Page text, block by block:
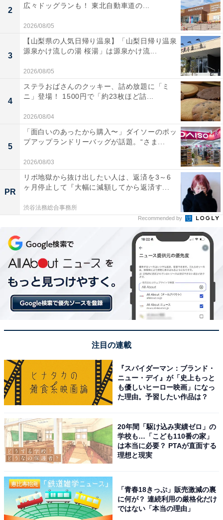
2
広々ドッグランも！ 東北自動車道の...
2026/08/05
3
【山梨県の人気日帰り温泉】「山梨日帰り温泉
源泉かけ流しの湯 桜湯」は源泉かけ流...
2026/08/05
4
ステラおばさんのクッキー、詰め放題に「ミ
ニ」登場！ 1500円で「約23枚ほど詰...
2026/08/04
5
「面白いのあったから購入〜」ダイソーのポッ
プアップランドリーバッグが話題。“さま...
2026/08/03
PR
リボ地獄から抜け出したい人は、返済を3～6
ヶ月停止して『大幅に減額してから返済す...
渋谷法務総合事務所
Recommended by
注目の連載
『スパイダーマン：ブランド・
ニュー・デイ』が「史上もっと
も優しいヒーロー映画」になっ
た理由。予習したい作品は？
20年間「駆け込み実績ゼロ」の
学校も…「こども110番の家」
は本当に必要？ PTAが直面する
理想と現実
「青春18きっぷ」販売激減の裏
に何が？ 連続利用の厳格化だけ
ではない「本当の理由」